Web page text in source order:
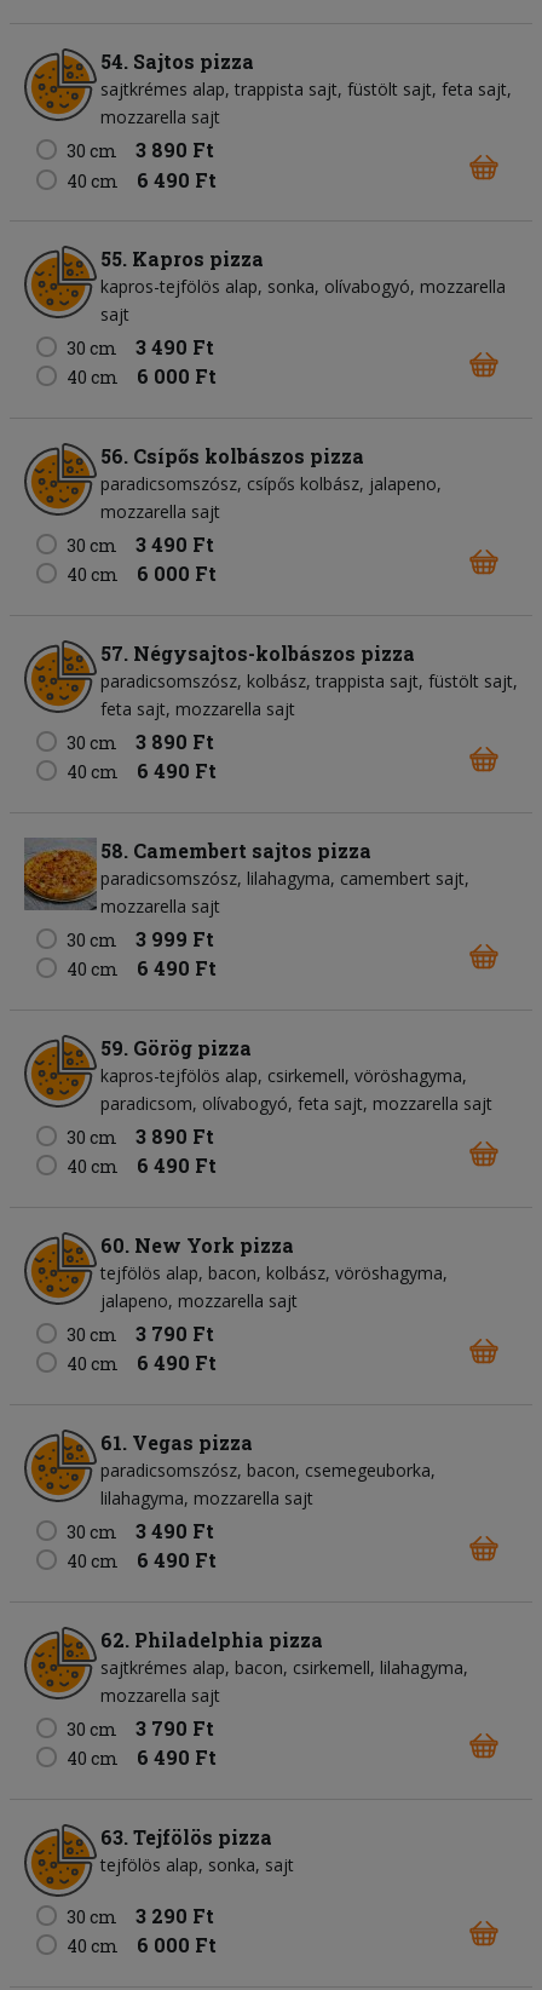
54. Sajtos pizza
sajtkrémes alap trappista sajt füstölt sajt feta sajt
mozzarella sajt
30 cm
3 890 Ft
40 cm 6 490 Ft
55. Kapros pizza
kapros-tejfölös alap sonka olívabogyó mozzarella
sajt
30 cm
3 490 Ft
40 cm 6 000 Ft
56. Csípős kolbászos pizza
paradicsomszósz csípős kolbász jalapeno
mozzarella sajt
30 cm
3 490 Ft
40 cm 6 000 Ft
57. Négysajtos-kolbászos pizza
paradicsomszósz kolbász trappista sajt füstölt sajt
feta sajt mozzarella sajt
30 cm
3 890 Ft
40 cm 6 490 Ft
58. Camembert sajtos pizza
paradicsomszósz lilahagyma camembert sajt
mozzarella sajt
30 cm
3 999 Ft
40 cm 6 490 Ft
59. Görög pizza
kapros-tejfölös alap csirkemell vöröshagyma
paradicsom olívabogyó feta sajt mozzarella sajt
30 cm
3 890 Ft
40 cm 6 490 Ft
60. New York pizza
tejfölös alap bacon kolbász vöröshagyma
jalapeno mozzarella sajt
30 cm
3 790 Ft
40 cm 6 490 Ft
61. Vegas pizza
paradicsomszósz bacon csemegeuborka
lilahagyma mozzarella sajt
30 cm
3 490 Ft
40 cm 6 490 Ft
62. Philadelphia pizza
sajtkrémes alap bacon csirkemell lilahagyma
mozzarella sajt
30 cm
3 790 Ft
40 cm 6 490 Ft
63. Tejfölös pizza
tejfölös alap sonka sajt
30 cm 3 290 Ft
40 cm 6 000 Ft